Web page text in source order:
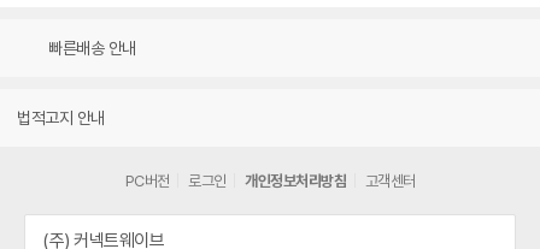
빠른배송 안내
법적고지 안내
PC버전 로그인 개인정보처리방침 고객센터
(주) 커넥트웨이브